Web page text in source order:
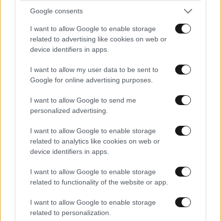
Google consents
I want to allow Google to enable storage
related to advertising like cookies on web or
device identifiers in apps.
I want to allow my user data to be sent to
Google for online advertising purposes.
I want to allow Google to send me
personalized advertising.
I want to allow Google to enable storage
related to analytics like cookies on web or
device identifiers in apps.
I want to allow Google to enable storage
related to functionality of the website or app.
I want to allow Google to enable storage
related to personalization.
Απαντήστε
Vasilis savakis 08·02·2025 11:53
Απαντήστε
Βασιλευς
Η αυτογνωσια ειναι αρετή, Μπραβο σου που
το παραδέχεσαι
Όοοχι, 08·02·2025 10:05
ΕΛΛΑΔΑ05·08·2026 21:24
«Κάηκε το σπίτι μας στην Ελλάδα λίγο πριν
από τη Βρετανία που είδε το όνειρο ζωής να
γίνεται στάχτη